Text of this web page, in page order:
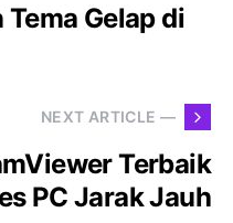
Gelap di
NEXT ARTICLE —
Terbaik
PC Jarak Jauh